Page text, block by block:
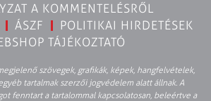
A KOMMENTELÉSRŐL
ÁSZF
POLITIKAI HIRDETÉSEK
TÁJÉKOZTATÓ
szövegek, grafikák, képek, hangfelvételek,
tartalmak szerzői jogvédelem alatt állnak. A
fenntart a tartalommal kapcsolatosan, beleértve a